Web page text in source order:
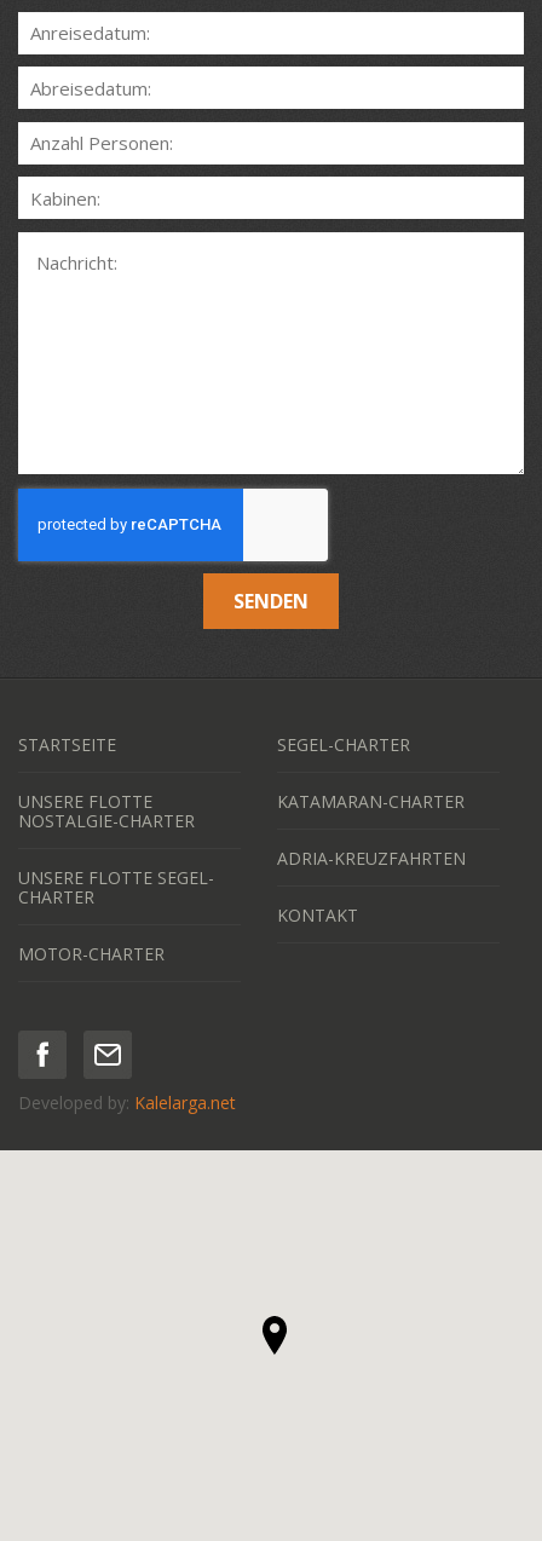
SENDEN
STARTSEITE
UNSERE FLOTTE
NOSTALGIE-CHARTER
UNSERE FLOTTE SEGEL-
CHARTER
MOTOR-CHARTER
SEGEL-CHARTER
KATAMARAN-CHARTER
ADRIA-KREUZFAHRTEN
KONTAKT
Developed by: Kalelarga.net